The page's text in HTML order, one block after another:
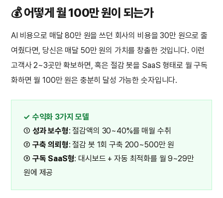
💰 어떻게 월 100만 원이 되는가
AI 비용으로 매달 80만 원을 쓰던 회사의 비용을 30만 원으로 줄
여줬다면, 당신은 매달 50만 원의 가치를 창출한 것입니다. 이런
고객사 2~3곳만 확보하면, 혹은 절감 봇을 SaaS 형태로 월 구독
화하면 월 100만 원은 충분히 달성 가능한 숫자입니다.
✓ 수익화 3가지 모델
① 성과 보수형: 절감액의 30~40%를 매월 수취
② 구축 의뢰형: 절감 봇 1회 구축 200~500만 원
③ 구독 SaaS형: 대시보드 + 자동 최적화를 월 9~29만
원에 제공